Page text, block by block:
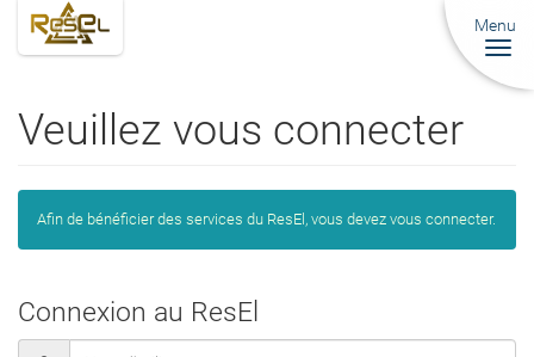
Menu
Veuillez vous connecter
Afin de bénéficier des services du ResEl, vous devez vous connecter.
Connexion au ResEl